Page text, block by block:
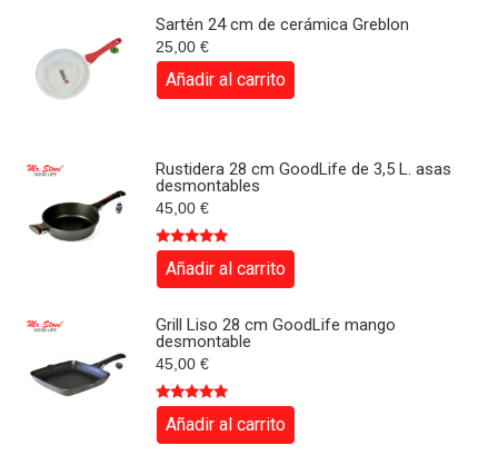
Sartén 24 cm de cerámica Greblon
25,00 €
Añadir al carrito
Rustidera 28 cm GoodLife de 3,5 L. asas
desmontables
45,00 €
Valorado
con4.97de
5
Añadir al carrito
Grill Liso 28 cm GoodLife mango
desmontable
45,00 €
Valorado
con4.80de
5
Añadir al carrito